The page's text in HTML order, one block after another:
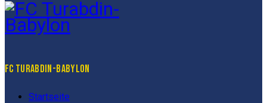
FC TURABDIN-BABYLON
Startseite